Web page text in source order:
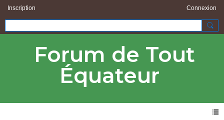
Inscription Connexion
Forum de Tout
Équateur